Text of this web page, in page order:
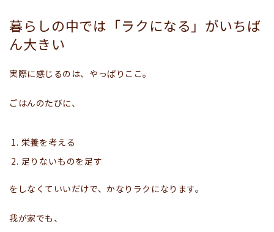
暮らしの中では「ラクになる」がいちば
ん大きい
実際に感じるのは、やっぱりここ。
ごはんのたびに、
栄養を考える
足りないものを足す
をしなくていいだけで、かなりラクになります。
我が家でも、